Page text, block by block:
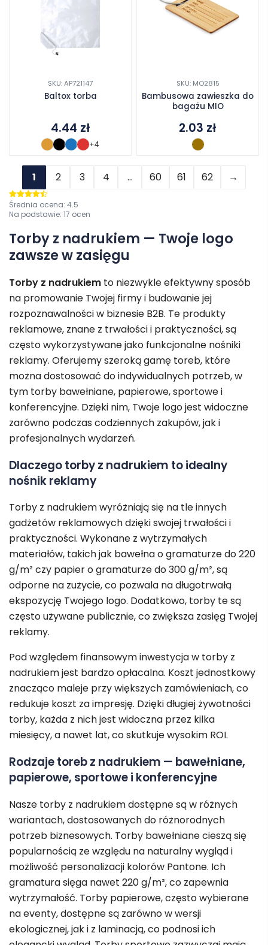
SKU: AP721147
Baltox torba
4.44 zł
+4
SKU: MO2815
Bambusowa zawieszka do
bagażu MIO
2.03 zł
1 2 3 4 … 60 61 62 →
Oceniono
4.5na 5
Średnia ocena: 4.5
Na podstawie: 17 ocen
Torby z nadrukiem — Twoje logo
zawsze w zasięgu
Torby z nadrukiem to niezwykle efektywny sposób
na promowanie Twojej firmy i budowanie jej
rozpoznawalności w biznesie B2B. Te produkty
reklamowe, znane z trwałości i praktyczności, są
często wykorzystywane jako funkcjonalne nośniki
reklamy. Oferujemy szeroką gamę toreb, które
można dostosować do indywidualnych potrzeb, w
tym torby bawełniane, papierowe, sportowe i
konferencyjne. Dzięki nim, Twoje logo jest widoczne
zarówno podczas codziennych zakupów, jak i
profesjonalnych wydarzeń.
Dlaczego torby z nadrukiem to idealny
nośnik reklamy
Torby z nadrukiem wyróżniają się na tle innych
gadżetów reklamowych dzięki swojej trwałości i
praktyczności. Wykonane z wytrzymałych
materiałów, takich jak bawełna o gramaturze do 220
g/m² czy papier o gramaturze do 300 g/m², są
odporne na zużycie, co pozwala na długotrwałą
ekspozycję Twojego logo. Dodatkowo, torby te są
często używane publicznie, co zwiększa zasięg Twojej
reklamy.
Pod względem finansowym inwestycja w torby z
nadrukiem jest bardzo opłacalna. Koszt jednostkowy
znacząco maleje przy większych zamówieniach, co
redukuje koszt za impresję. Dzięki długiej żywotności
torby, każda z nich jest widoczna przez kilka
miesięcy, a nawet lat, co skutkuje wysokim ROI.
Rodzaje toreb z nadrukiem — bawełniane,
papierowe, sportowe i konferencyjne
Nasze torby z nadrukiem dostępne są w różnych
wariantach, dostosowanych do różnorodnych
potrzeb biznesowych. Torby bawełniane cieszą się
popularnością ze względu na naturalny wygląd i
możliwość personalizacji kolorów Pantone. Ich
gramatura sięga nawet 220 g/m², co zapewnia
wytrzymałość. Torby papierowe, często wybierane
na eventy, dostępne są zarówno w wersji
ekologicznej, jak i z laminacją, co podnosi ich